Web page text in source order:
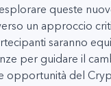
queste
un approccio
saranno
per guidare il
opportunità del